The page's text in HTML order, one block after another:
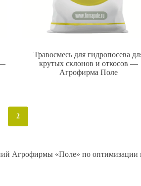
—
Травосмесь для гидропосева
крутых склонов и откосов —
Агрофирма Поле
2
Агрофирмы «Поле» по оптимизации